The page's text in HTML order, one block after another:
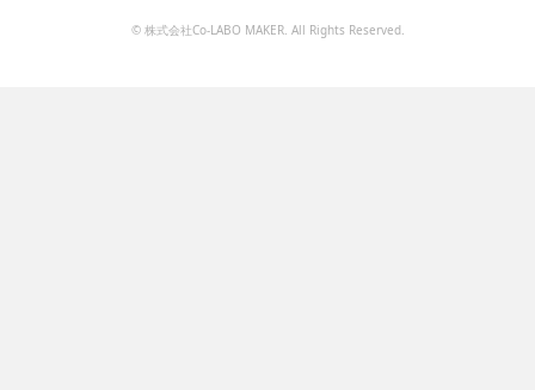
© 株式会社Co-LABO MAKER. All Rights Reserved.